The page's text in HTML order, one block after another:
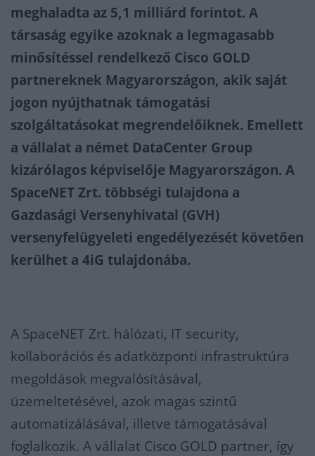
meghaladta az 5,1 milliárd forintot. A
társaság egyike azoknak a legmagasabb
minősítéssel rendelkező Cisco GOLD
partnereknek Magyarországon, akik saját
jogon nyújthatnak támogatási
szolgáltatásokat megrendelőiknek. Emellett
a vállalat a német DataCenter Group
kizárólagos képviselője Magyarországon. A
SpaceNET Zrt. többségi tulajdona a
Gazdasági Versenyhivatal (GVH)
versenyfelügyeleti engedélyezését követően
kerülhet a 4iG tulajdonába.
A SpaceNET Zrt. hálózati, IT security,
kollaborációs és adatközponti infrastruktúra
megoldások megvalósításával,
üzemeltetésével, azok magas szintű
automatizálásával, illetve támogatásával
foglalkozik. A vállalat Cisco GOLD partner, így